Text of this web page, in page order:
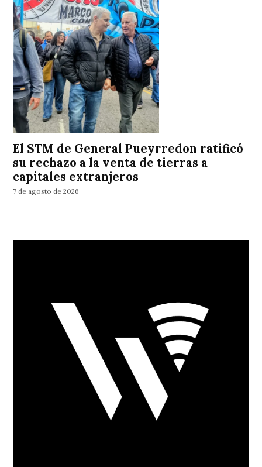
El STM de General Pueyrredon ratificó
su rechazo a la venta de tierras a
capitales extranjeros
7 de agosto de 2026